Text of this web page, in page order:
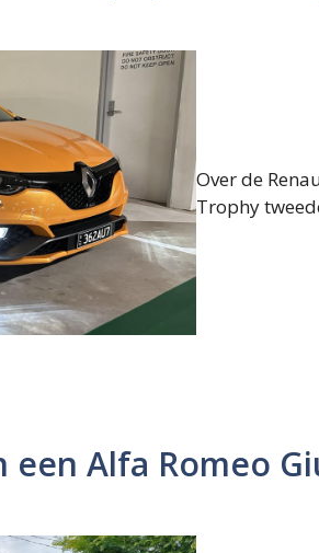
Over de
Trophy
een Alfa Romeo